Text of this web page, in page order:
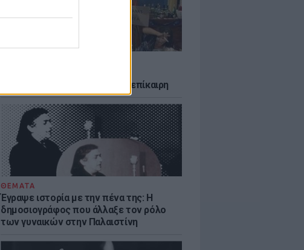
νεοπλουτισμό και παραμένει επίκαιρη
ΘΕΜΑΤΑ
Έγραψε ιστορία με την πένα της: Η
δημοσιογράφος που άλλαξε τον ρόλο
των γυναικών στην Παλαιστίνη